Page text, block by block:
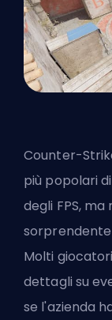
Counter-
più popolari
degli FPS,
Molti
dettagli su
se l'azienda